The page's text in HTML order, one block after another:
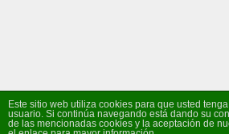
Este sitio web utiliza cookies para que usted
usuario. Si continúa navegando está dando su
de las mencionadas cookies y la aceptación de